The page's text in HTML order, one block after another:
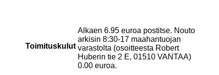
Toimituskulut
Alkaen 6.95 euroa postitse. Nouto
arkisin 8:30-17 maahantuojan
varastolta (osoitteesta Robert
Huberin tie 2 E, 01510 VANTAA)
0.00 euroa.